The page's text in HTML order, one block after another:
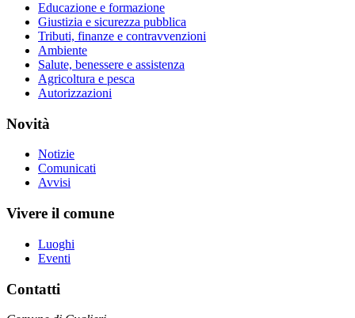
Educazione e formazione
Giustizia e sicurezza pubblica
Tributi, finanze e contravvenzioni
Ambiente
Salute, benessere e assistenza
Agricoltura e pesca
Autorizzazioni
Novità
Notizie
Comunicati
Avvisi
Vivere il comune
Luoghi
Eventi
Contatti